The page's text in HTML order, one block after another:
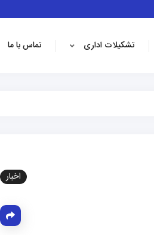
تشکیلات اداری تماس با ما
اخبار